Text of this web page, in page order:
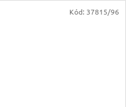
Kód: 37815/96